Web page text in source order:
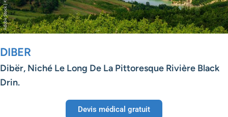
DIBER
Dibër, Niché Le Long De La Pittoresque Rivière Black
Drin.
Devis médical gratuit